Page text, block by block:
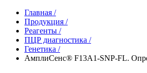
Главная /
Продукция /
Реагенты /
ПЦР диагностика /
Генетика /
АмплиСенс® F13A1-SNP-FL.